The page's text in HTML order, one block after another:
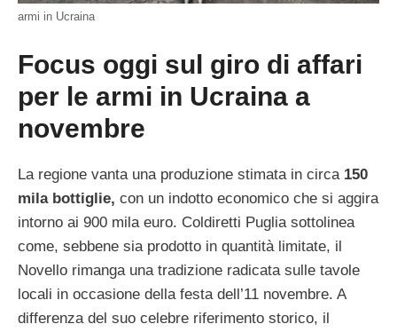
armi in Ucraina
Focus oggi sul giro di affari
per le armi in Ucraina a
novembre
La regione vanta una produzione stimata in circa 150
mila bottiglie, con un indotto economico che si aggira
intorno ai 900 mila euro. Coldiretti Puglia sottolinea
come, sebbene sia prodotto in quantità limitate, il
Novello rimanga una tradizione radicata sulle tavole
locali in occasione della festa dell’11 novembre. A
differenza del suo celebre riferimento storico, il